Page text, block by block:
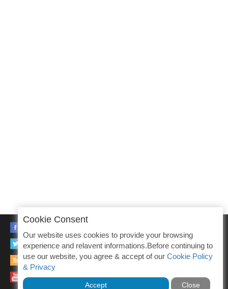
TWITTER
RSS
YOUTUBE
Cookie Consent
Our website uses cookies to provide your browsing
experience and relavent informations.Before continuing to
use our website, you agree & accept of our Cookie Policy
& Privacy
Accept Close